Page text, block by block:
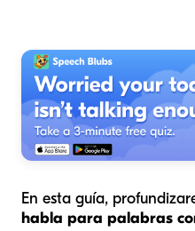
En esta guía,
habla para palabras